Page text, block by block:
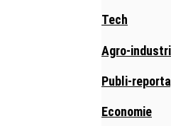
Tech
Agro-
Publi-
Economie